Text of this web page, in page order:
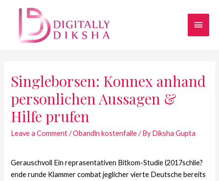
Singleborsen: Konnex anhand
personlichen Aussagen &
Hilfe prufen
Leave a Comment /Obandln kostenfalle/ ByDiksha Gupta
Gerauschvoll Ein reprasentativen Bitkom-Studie (2017schlie?
ende runde Klammer combat jeglicher vierte Deutsche bereits